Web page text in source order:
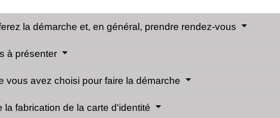
la démarche et, en général, prendre rendez-vous
à présenter
vous avez choisi pour faire la démarche
la fabrication de la carte d'identité